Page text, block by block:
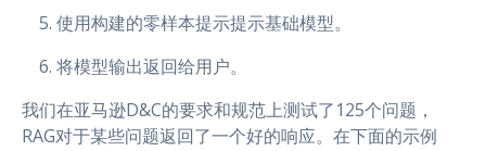
使用构建的零样本提示提示基础模型。
将模型输出返回给用户。
我们在亚马逊D&C的要求和规范上测试了125个问题，
RAG对于某些问题返回了一个好的响应。在下面的示例